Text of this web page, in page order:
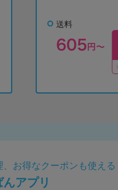
送料
お得なクーポンも使える
アプリ